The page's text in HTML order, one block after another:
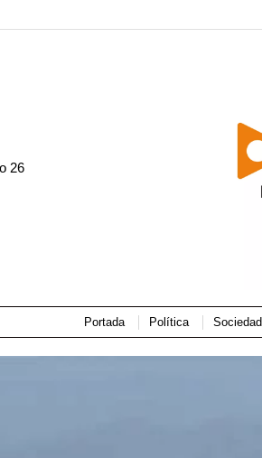
26
Portada Política Sociedad